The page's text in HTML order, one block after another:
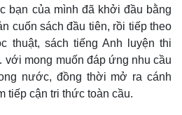
Multimedia
Video
Ảnh
E-Magazine
bạn của mình đã khởi đầu bằng
cuốn sách đầu tiên, rồi tiếp theo
thuật, sách tiếng Anh luyện thi
mong muốn đáp ứng nhu cầu
nước, đồng thời mở ra cánh
tiếp cận tri thức toàn cầu.